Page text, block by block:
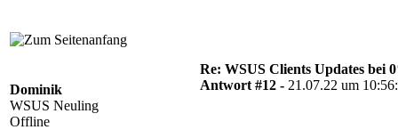
Dominik
WSUS Neuling
Offline
Re: WSUS Clients Updates bei
Antwort #12 - 21.07.22 um